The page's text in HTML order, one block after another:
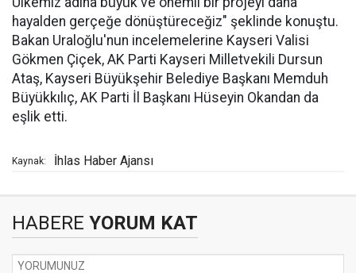
hayalden gerçeğe dönüştüreceğiz" şeklinde konuştu.
Bakan Uraloğlu'nun incelemelerine Kayseri Valisi
Gökmen Çiçek, AK Parti Kayseri Milletvekili Dursun
Ataş, Kayseri Büyükşehir Belediye Başkanı Memduh
Büyükkılıç, AK Parti İl Başkanı Hüseyin Okandan da
eşlik etti.
Kaynak: İhlas Haber Ajansı
HABERE YORUM KAT